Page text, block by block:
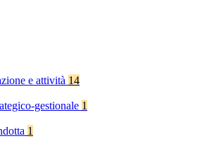
e attività 14
gestionale 1
1